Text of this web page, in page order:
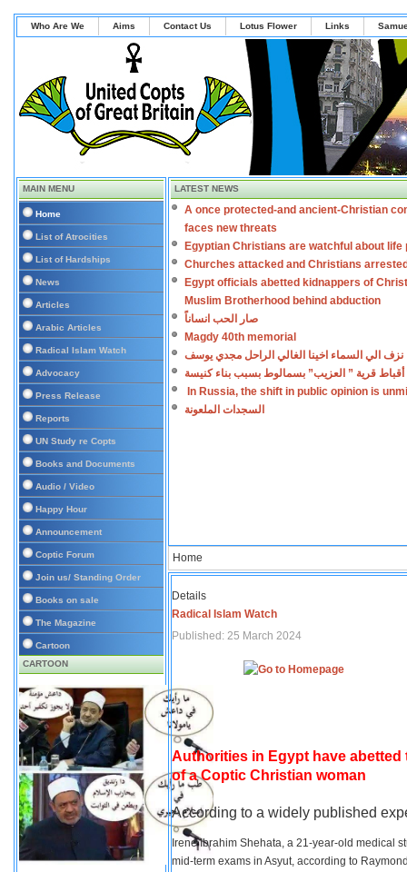
Who Are We Aims Contact Us Lotus Flower Links
MAIN MENU
Home
List of Atrocities
List of Hardships
News
Articles
Arabic Articles
Radical Islam Watch
Advocacy
Press Release
Reports
UN Study re Copts
Books and Documents
Audio / Video
Happy Hour
Announcement
Coptic Forum
Join us/ Standing Order
Books on sale
The Magazine
Cartoon
CARTOON
LATEST NEWS
A once protected-and ancient-Christian
faces new threats
Egyptian Christians are watchful about life
Churches attacked and Christians
Egypt officials abetted kidnappers of
Muslim Brotherhood behind abduction
صار الحب انساناً
Magdy 40th memorial
نزف الي السماء اخينا الغالي الراحل مجدي يوسف
أقباط قرية ” العزيب” بسمالوط بسبب بناء كنيسة
In Russia, the shift in public opinion is
السجدات الملعونة
Home
Details
Radical Islam Watch
Published: 25 March 2024
Authorities in Egypt have
of a Coptic Christian woman
According to a widely published
Irene Ibrahim Shehata, a 21-year-old medical
mid-term exams in Asyut, according to